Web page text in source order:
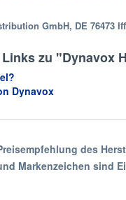
GmbH, DE 76473
zu "Dynavox
Dynavox
des
Markenzeichen sind